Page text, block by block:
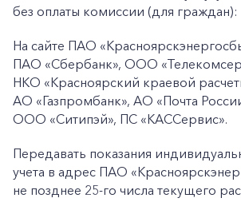
+7-800-700-24-57
Частным клиентам
Корпоративным клиентам
без оплаты комиссии (для граждан):
На сайте ПАО
ПАО «Сбербанк», ООО
НКО «Красноярский краевой
АО «Газпромбанк», АО «Почта
ООО «Ситипэй», ПС «КАССервис».
Передавать показания
учета в адрес ПАО
не позднее 25-го числа текущего